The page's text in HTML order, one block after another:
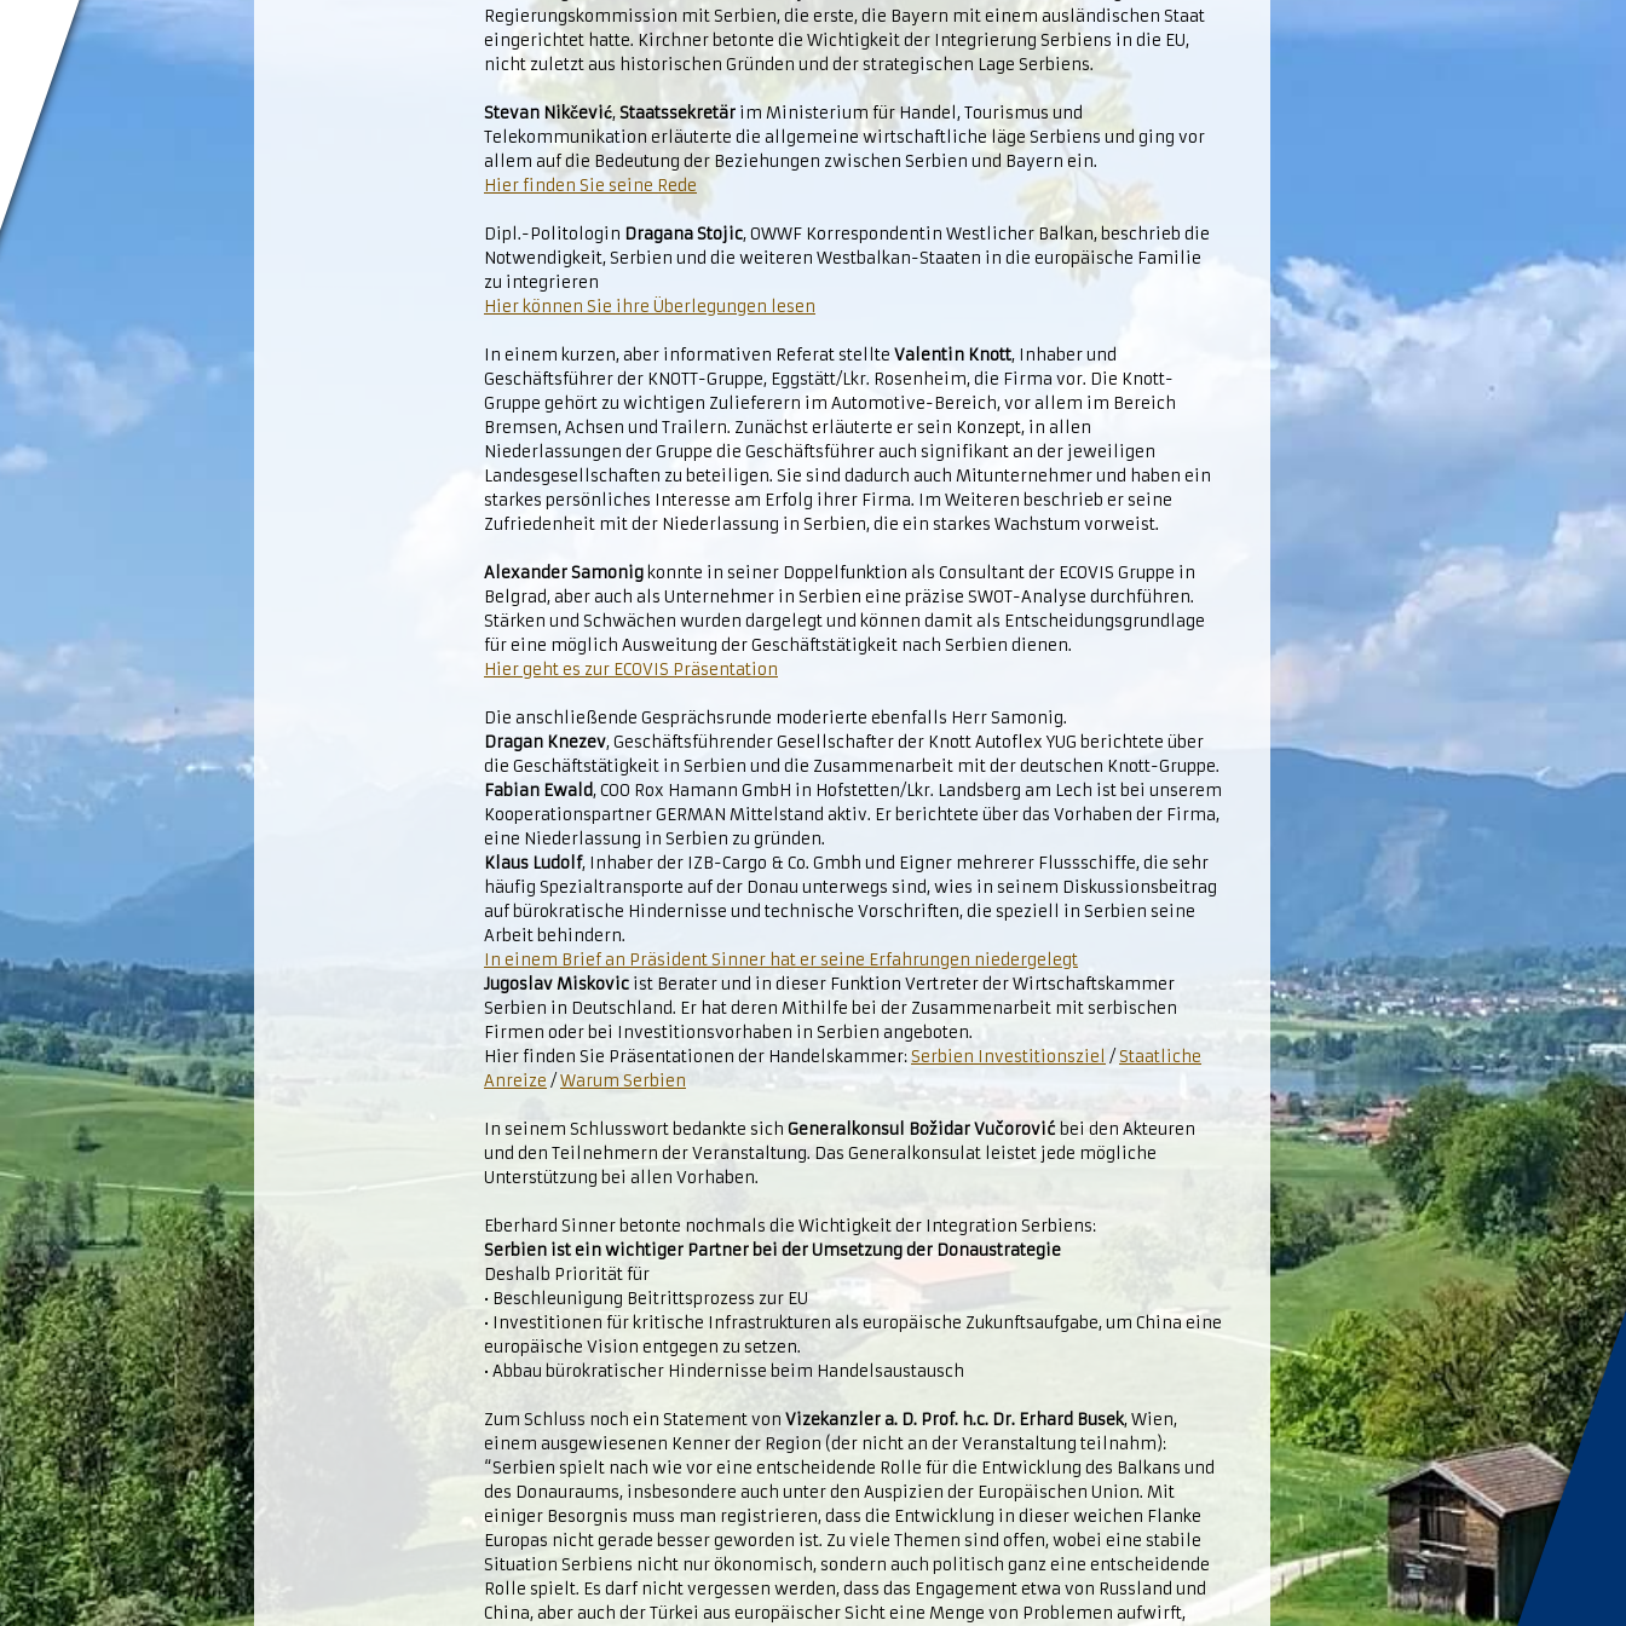
Regierungskommission mit Serbien, die erste, die Bayern mit einem ausländischen Staat
eingerichtet hatte. Kirchner betonte die Wichtigkeit der Integrierung Serbiens in die EU,
nicht zuletzt aus historischen Gründen und der strategischen Lage Serbiens.
Stevan Nikčević,Staatssekretär im Ministerium für Handel, Tourismus und
Telekommunikation erläuterte die allgemeine wirtschaftliche läge Serbiens und ging vor
allem auf die Bedeutung der Beziehungen zwischen Serbien und Bayern ein.
Hier finden Sie seine Rede
Dipl.-Politologin Dragana Stojic, OWWF Korrespondentin Westlicher Balkan, beschrieb die
Notwendigkeit, Serbien und die weiteren Westbalkan-Staaten in die europäische Familie
zu integrieren
Hier können Sie ihre Überlegungen lesen
In einem kurzen, aber informativen Referat stellte Valentin Knott, Inhaber und
Geschäftsführer der KNOTT-Gruppe, Eggstätt/Lkr. Rosenheim, die Firma vor. Die Knott-
Gruppe gehört zu wichtigen Zulieferern im Automotive-Bereich, vor allem im Bereich
Bremsen, Achsen und Trailern. Zunächst erläuterte er sein Konzept, in allen
Niederlassungen der Gruppe die Geschäftsführer auch signifikant an der jeweiligen
Landesgesellschaften zu beteiligen. Sie sind dadurch auch Mitunternehmer und haben ein
starkes persönliches Interesse am Erfolg ihrer Firma. Im Weiteren beschrieb er seine
Zufriedenheit mit der Niederlassung in Serbien, die ein starkes Wachstum vorweist.
Alexander Samonig konnte in seiner Doppelfunktion als Consultant der ECOVIS Gruppe in
Belgrad, aber auch als Unternehmer in Serbien eine präzise SWOT-Analyse durchführen.
Stärken und Schwächen wurden dargelegt und können damit als Entscheidungsgrundlage
für eine möglich Ausweitung der Geschäftstätigkeit nach Serbien dienen.
Hier geht es zur ECOVIS Präsentation
Die anschließende Gesprächsrunde moderierte ebenfalls Herr Samonig.
Dragan Knezev, Geschäftsführender Gesellschafter der Knott Autoflex YUG berichtete über
die Geschäftstätigkeit in Serbien und die Zusammenarbeit mit der deutschen Knott-Gruppe.
Fabian Ewald, COO Rox Hamann GmbH in Hofstetten/Lkr. Landsberg am Lech ist bei unserem
Kooperationspartner GERMAN Mittelstand aktiv. Er berichtete über das Vorhaben der Firma,
eine Niederlassung in Serbien zu gründen.
Klaus Ludolf, Inhaber der IZB-Cargo & Co. Gmbh und Eigner mehrerer Flussschiffe, die sehr
häufig Spezialtransporte auf der Donau unterwegs sind, wies in seinem Diskussionsbeitrag
auf bürokratische Hindernisse und technische Vorschriften, die speziell in Serbien seine
Arbeit behindern.
In einem Brief an Präsident Sinner hat er seine Erfahrungen niedergelegt
Jugoslav Miskovic ist Berater und in dieser Funktion Vertreter der Wirtschaftskammer
Serbien in Deutschland. Er hat deren Mithilfe bei der Zusammenarbeit mit serbischen
Firmen oder bei Investitionsvorhaben in Serbien angeboten.
Hier finden Sie Präsentationen der Handelskammer:Serbien Investitionsziel /Staatliche
Anreize /Warum Serbien
In seinem Schlusswort bedankte sich Generalkonsul Božidar Vučorović bei den Akteuren
und den Teilnehmern der Veranstaltung. Das Generalkonsulat leistet jede mögliche
Unterstützung bei allen Vorhaben.
Eberhard Sinner betonte nochmals die Wichtigkeit der Integration Serbiens:
Serbien ist ein wichtiger Partner bei der Umsetzung der Donaustrategie
Deshalb Priorität für
• Beschleunigung Beitrittsprozess zur EU
• Investitionen für kritische Infrastrukturen als europäische Zukunftsaufgabe, um China eine
europäische Vision entgegen zu setzen.
• Abbau bürokratischer Hindernisse beim Handelsaustausch
Zum Schluss noch ein Statement von Vizekanzler a. D. Prof. h.c. Dr. Erhard Busek, Wien,
einem ausgewiesenen Kenner der Region (der nicht an der Veranstaltung teilnahm):
“Serbien spielt nach wie vor eine entscheidende Rolle für die Entwicklung des Balkans und
des Donauraums, insbesondere auch unter den Auspizien der Europäischen Union. Mit
einiger Besorgnis muss man registrieren, dass die Entwicklung in dieser weichen Flanke
Europas nicht gerade besser geworden ist. Zu viele Themen sind offen, wobei eine stabile
Situation Serbiens nicht nur ökonomisch, sondern auch politisch ganz eine entscheidende
Rolle spielt. Es darf nicht vergessen werden, dass das Engagement etwa von Russland und
China, aber auch der Türkei aus europäischer Sicht eine Menge von Problemen aufwirft,